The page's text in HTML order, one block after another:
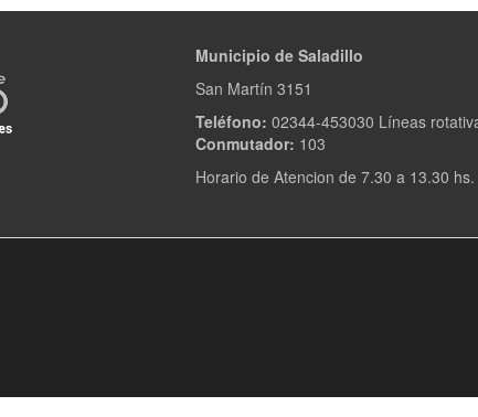
Municipio de Saladillo
San Martín 3151
Teléfono: 02344-453030 Líneas
Conmutador: 103
Horario de Atencion de 7.30 a 13.30 hs.